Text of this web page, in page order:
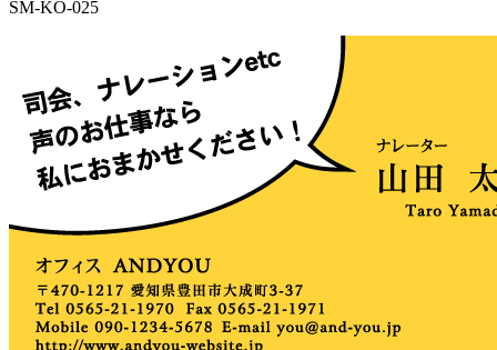
SM-KO-025